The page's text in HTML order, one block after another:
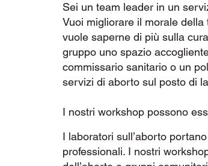
Sei un team leader in un
Vuoi migliorare il morale
vuole saperne di più sulla
gruppo uno spazio
commissario sanitario o un
servizi di aborto sul posto di
I nostri workshop possono
I laboratori sull’aborto
professionali. I nostri